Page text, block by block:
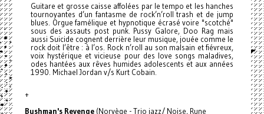
Guitare et grosse caisse affolées par le tempo et les hanches
tournoyantes d’un fantasme de rock’n’roll trash et de jump
blues. Orgue famélique et hypnotique écrasé voire "scotché"
sous des assauts post punk. Pussy Galore, Doo Rag mais
aussi Suicide cognent derrière leur musique, jouée comme le
rock doit l’être : à l’os. Rock n’roll au son malsain et fiévreux,
voix hystérique et vicieuse pour des love songs maladives,
odes hantées aux rêves humides adolescents et aux années
1990. Michael Jordan v/s Kurt Cobain.
+
Bushman's Revenge(Norvège - Trio jazz/ Noise, Rune